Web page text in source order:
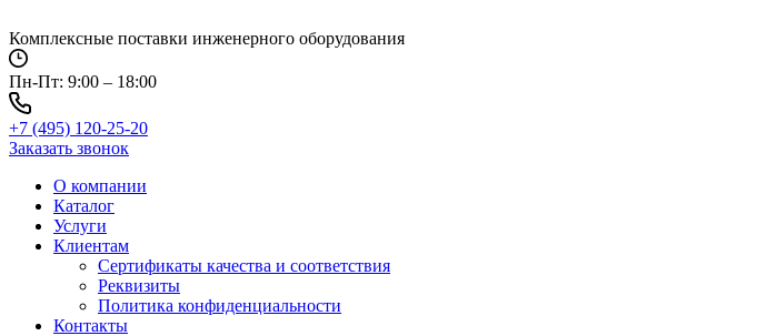
к
содержимому
Комплексные поставки инженерного оборудования
Пн-Пт: 9:00 – 18:00
+7 (495) 120-25-20
Заказать звонок
О компании
Каталог
Услуги
Клиентам
Сертификаты качества и соответствия
Реквизиты
Политика конфиден­циальности
Контакты